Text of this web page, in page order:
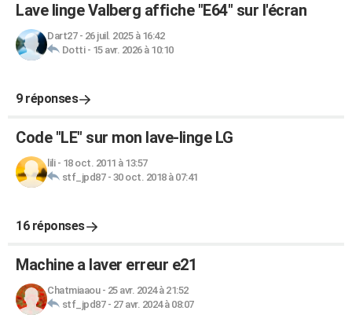
Lave linge Valberg affiche "E64" sur l'écran
Dart27- 26 juil. 2025 à 16:42
Dotti- 15 avr. 2026 à 10:10
9 réponses
Code "LE" sur mon lave-linge LG
lili- 18 oct. 2011 à 13:57
stf_jpd87- 30 oct. 2018 à 07:41
16 réponses
Machine a laver erreur e21
Chatmiaaou- 25 avr. 2024 à 21:52
stf_jpd87- 27 avr. 2024 à 08:07